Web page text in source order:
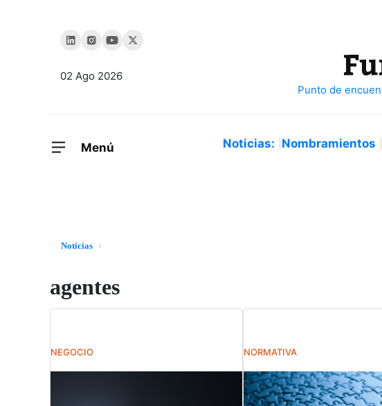
02 Ago 2026
Menú Noticias: Nombramientos
Noticias
agentes
NEGOCIO NORMATIVA